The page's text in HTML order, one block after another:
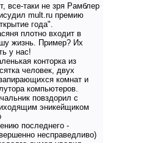
все-таки не зря Рамблер
mult.ru премию
года".
плотно входит в
жизнь. Пример? Их
у нас!
конторка из
человек, двух
комнат и
компьютеров.
повздорил с
эникейщиком
последнего -
несправедливо)